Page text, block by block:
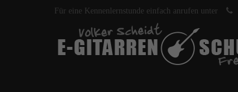
Für eine Kennenlernstunde einfach anrufen unter